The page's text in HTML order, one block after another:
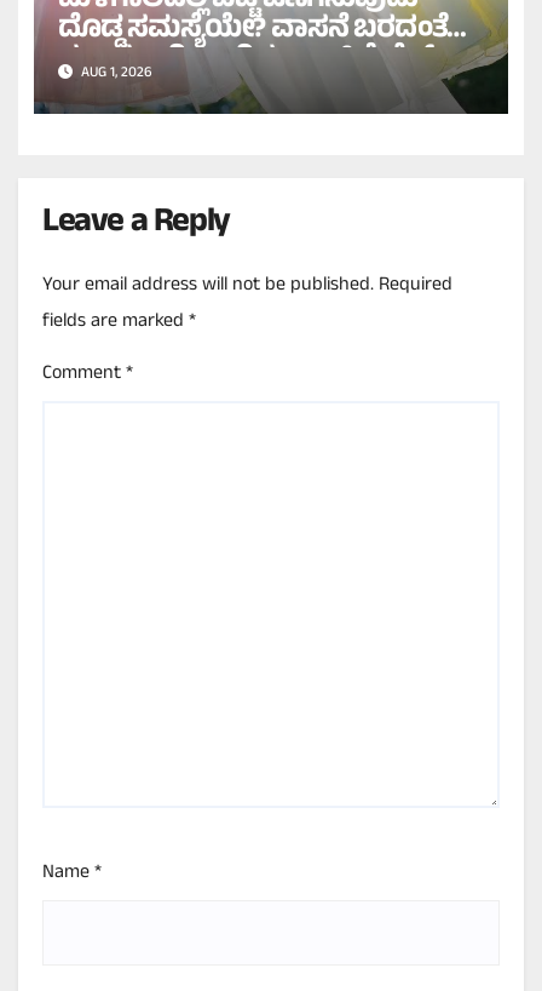
ದೊಡ್ಡ ಸಮಸ್ಯೆಯೇ? ವಾಸನೆ ಬರದಂತೆ
ಸುಲಭವಾಗಿ ಒಣಗಿಸಲು ಇಲ್ಲಿವೆ ಬೆಸ್ಟ್
ಟಿಪ್ಸ್!
AUG 1, 2026
Leave a Reply
Your email address will not be published.Required
fields are marked*
Comment*
Name*